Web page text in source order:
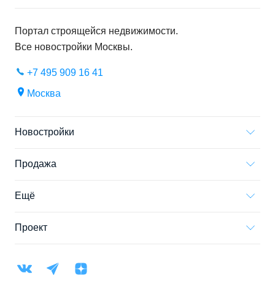
Портал строящейся недвижимости.
Все новостройки Москвы.
+7 495 909 16 41
Москва
Новостройки
Продажа
Ещё
Проект